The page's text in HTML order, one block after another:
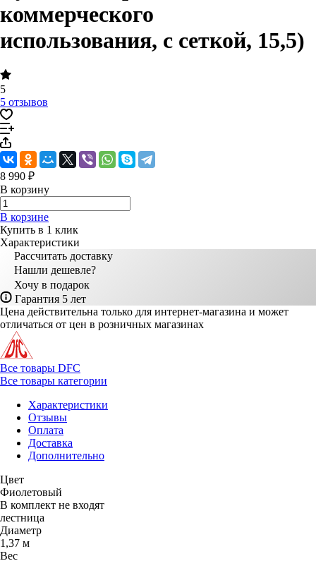
коммерческого
использования, с сеткой, 15,5)
5
5 отзывов
8 990 ₽
В корзину
В корзине
Купить в 1 клик
Характеристики
Рассчитать доставку
Нашли дешевле?
Хочу в подарок
Гарантия 5 лет
Цена действительна только для интернет-магазина и может
отличаться от цен в розничных магазинах
Все товары DFC
Все товары категории
Характеристики
Отзывы
Оплата
Доставка
Дополнительно
Цвет
Фиолетовый
В комплект не входят
лестница
Диаметр
1,37 м
Вес